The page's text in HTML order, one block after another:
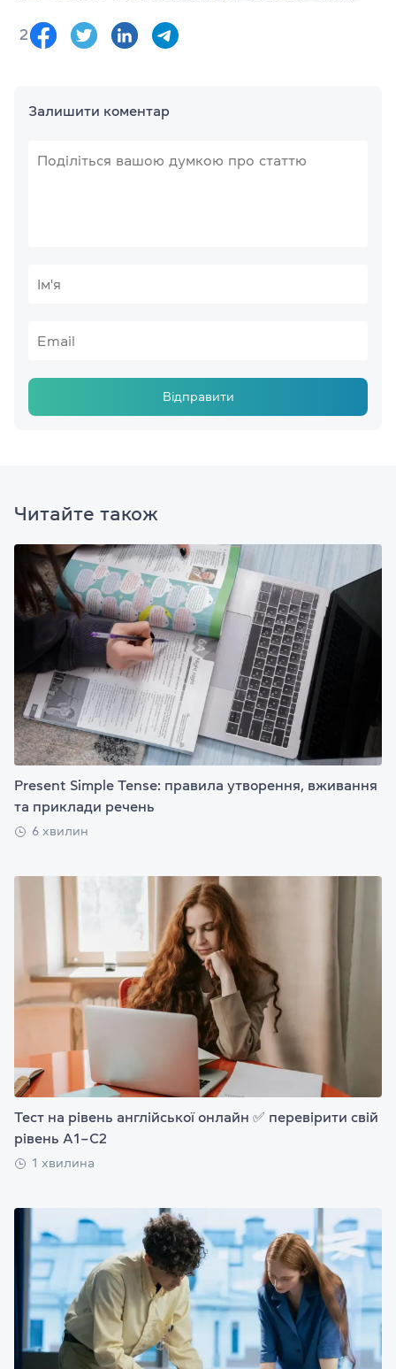
2
Залишити коментар
Відправити
Читайте також
Present Simple Tense: правила утворення, вживання
та приклади речень
6 хвилин
Тест на рівень англійської онлайн ✅ перевірити свій
рівень А1–С2
1 хвилина